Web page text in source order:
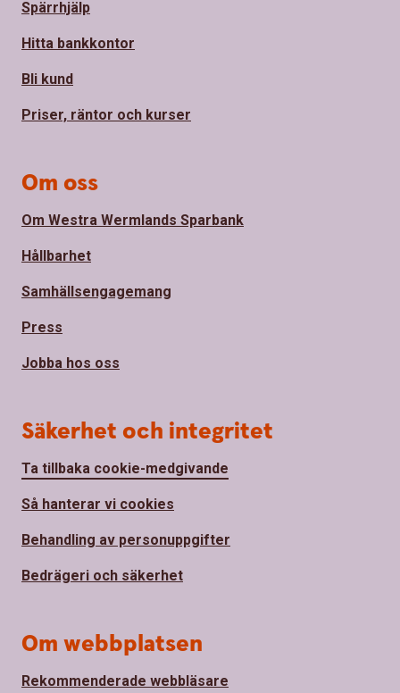
Spärrhjälp
Hitta bankkontor
Bli kund
Priser, räntor och kurser
Om oss
Om Westra Wermlands Sparbank
Hållbarhet
Samhällsengagemang
Press
Jobba hos oss
Säkerhet och integritet
Ta tillbaka cookie-medgivande
Så hanterar vi cookies
Behandling av personuppgifter
Bedrägeri och säkerhet
Om webbplatsen
Rekommenderade webbläsare